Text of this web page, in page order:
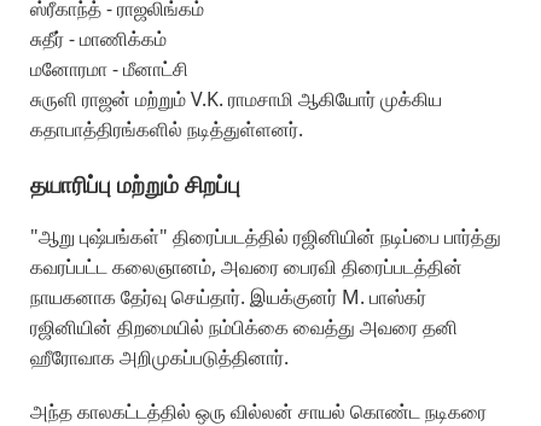
ஸ்ரீகாந்த் - ராஜலிங்கம்
சுதீர் - மாணிக்கம்
மனோரமா - மீனாட்சி
சுருளி ராஜன் மற்றும் V.K. ராமசாமி ஆகியோர் முக்கிய
கதாபாத்திரங்களில் நடித்துள்ளனர்.
தயாரிப்பு மற்றும் சிறப்பு
"ஆறு புஷ்பங்கள்" திரைப்படத்தில் ரஜினியின் நடிப்பை பார்த்து
கவரப்பட்ட கலைஞானம், அவரை பைரவி திரைப்படத்தின்
நாயகனாக தேர்வு செய்தார். இயக்குனர் M. பாஸ்கர்
ரஜினியின் திறமையில் நம்பிக்கை வைத்து அவரை தனி
ஹீரோவாக அறிமுகப்படுத்தினார்.
அந்த காலகட்டத்தில் ஒரு வில்லன் சாயல் கொண்ட நடிகரை